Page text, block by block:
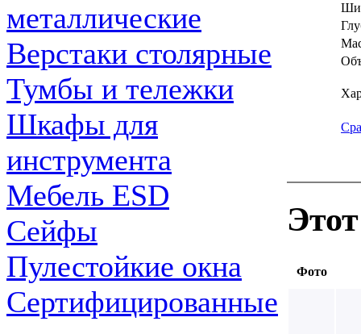
металлические
Верстаки столярные
Тумбы и тележки
Шкафы для
инструмента
Мебель ESD
Сейфы
Пулестойкие окна
Сертифицированные
Фото